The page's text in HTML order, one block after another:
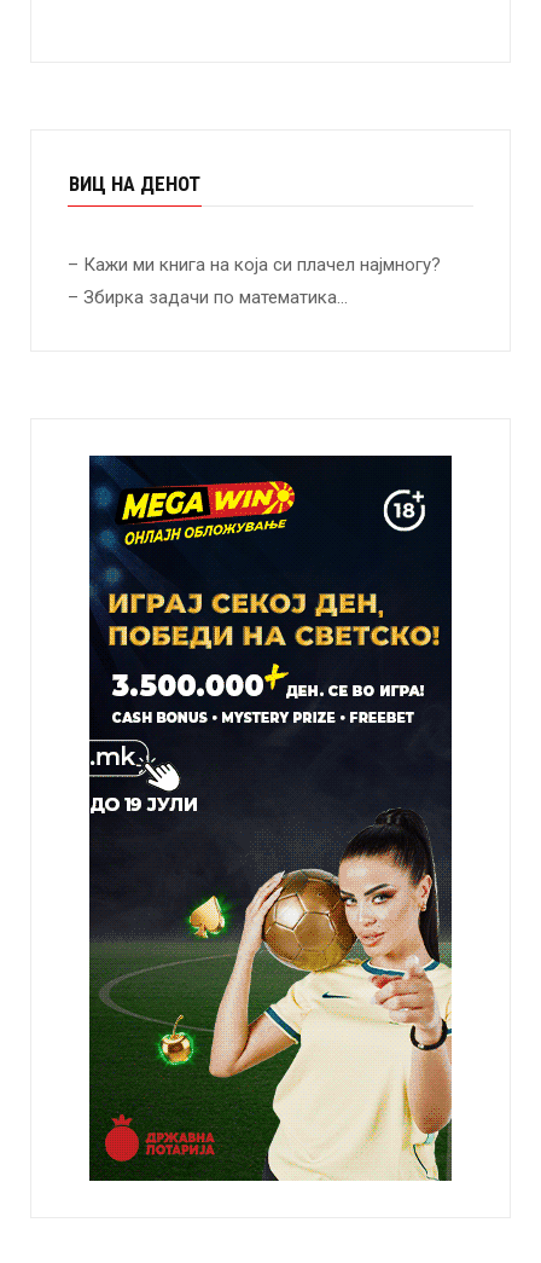
ВИЦ НА ДЕНОТ
– Кажи ми книга на која си плачел најмногу?
– Збирка задачи по математика…